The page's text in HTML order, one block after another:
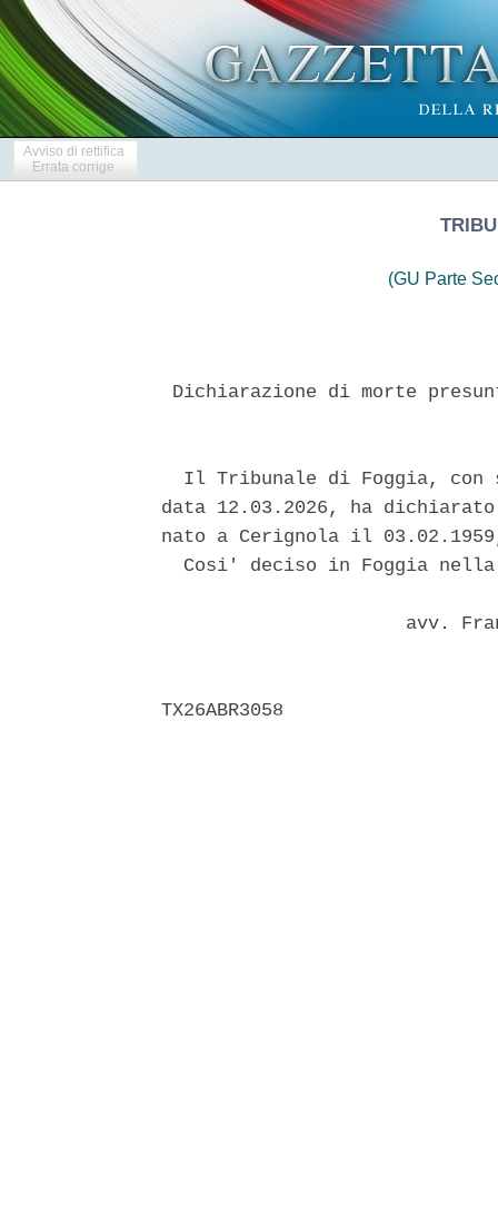
Avviso di rettifica
Errata corrige
(GU Parte
Dichiarazione di morte
Il Tribunale di Foggia, con
data 12.03.2026, ha
nato a Cerignola il
Cosi' deciso in Foggia
avv.